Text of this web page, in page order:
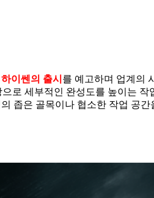
이쎈의 출시 를 예고하며 업계의
로 세부적인 완성도를 높이는
좁은 골목이나 협소한 작업 공